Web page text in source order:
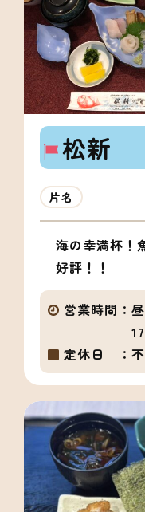
松新
片名
海の幸満杯！
好評！！
営業時間：
定休日 ：